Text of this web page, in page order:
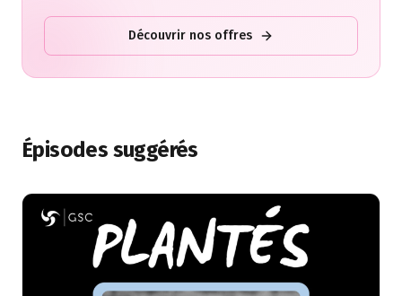
Découvrir nos offres
Épisodes suggérés